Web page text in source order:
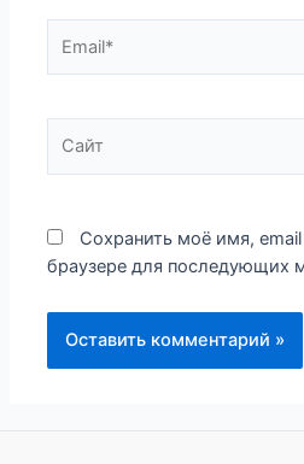
Сохранить моё имя,
браузере для последующих